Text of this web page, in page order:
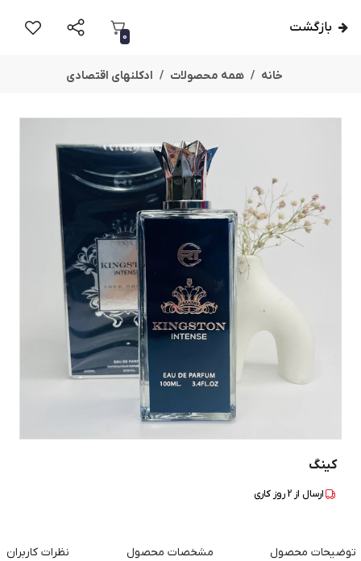
بازگشت
0
خانه همه محصولات ادکلنهای اقتصادی
کینگ
ارسال از 2روز کاری
توضیحات محصول مشخصات محصول نظرات کاربران